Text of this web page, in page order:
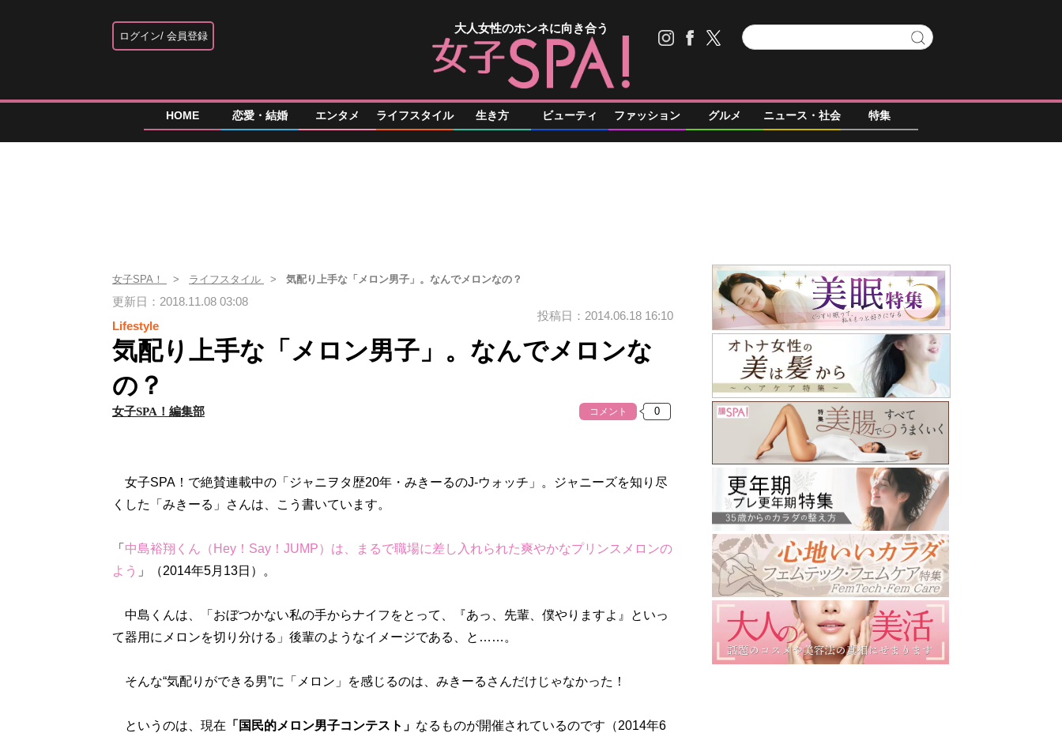
ログイン 会員登録
大人女性のホンネに向き合う
HOME 恋愛・結婚 エンタメ ライフスタイル 生き方 ビューティ ファッション グルメ ニュース・社会 特集
女子SPA！ ライフスタイル 気配り上手な「メロン男子」。なんでメロンなの？
更新日：2018.11.08 03:08
Lifestyle
投稿日：2014.06.18 16:10
気配り上手な「メロン男子」。なんでメロンな
の？
女子SPA！編集部 コメント
女子SPA！で絶賛連載中の「ジャニヲタ歴20年・みきーるのJ-ウォッチ」。ジャニーズを知り尽
くした「みきーる」さんは、こう書いています。
「 中島裕翔くん（Hey！Say！JUMP）は、まるで職場に差し入れられた爽やかなプリンスメロンの
よう 」（2014年5月13日）。
中島くんは、「おぼつかない私の手からナイフをとって、『あっ、先輩、僕やりますよ』といっ
て器用にメロンを切り分ける」後輩のようなイメージである、と……。
そんな“気配りができる男”に「メロン」を感じるのは、みきーるさんだけじゃなかった！
というのは、現在 「国民的メロン男子コンテスト」 なるものが開催されているのです（2014年6